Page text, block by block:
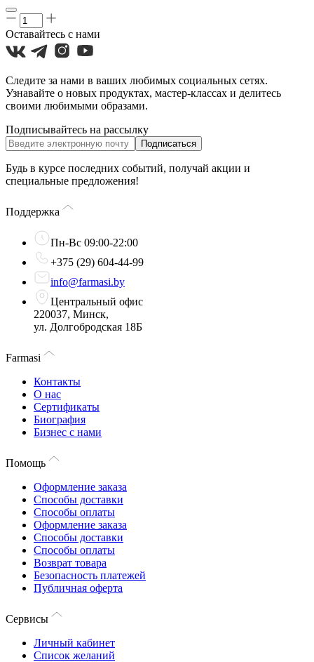
Оставайтесь с нами
Следите за нами в ваших любимых социальных сетях.
Узнавайте о новых продуктах, мастер-классах и делитесь
своими любимыми образами.
Подписывайтесь на рассылку
Подписаться
Будь в курсе последних событий, получай акции и
специальные предложения!
Поддержка
Пн-Вс 09:00-22:00
+375 (29) 604-44-99
info@farmasi.by
Центральный офис
220037, Минск,
ул. Долгобродская 18Б
Farmasi
Контакты
О нас
Сертификаты
Биография
Бизнес с нами
Помощь
Оформление заказа
Способы доставки
Способы оплаты
Оформление заказа
Способы доставки
Способы оплаты
Возврат товара
Безопасность платежей
Публичная оферта
Сервисы
Личный кабинет
Список желаний